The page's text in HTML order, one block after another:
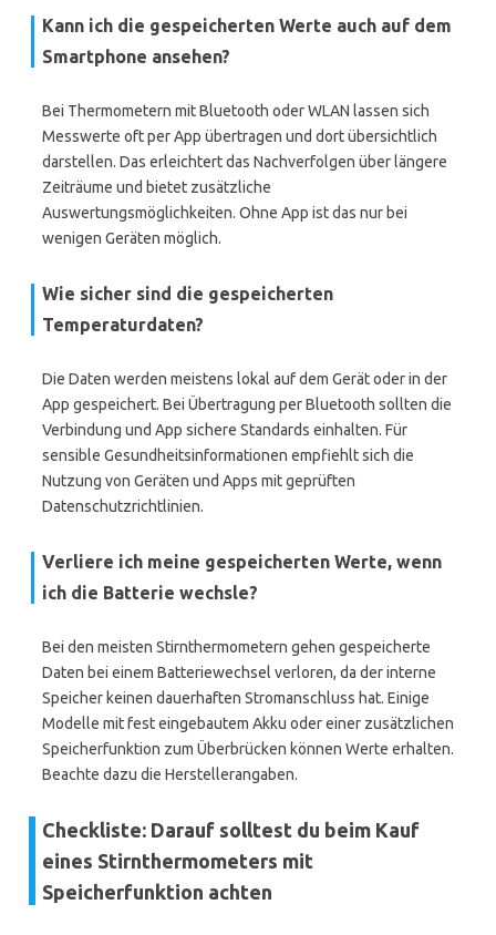
Kann ich die gespeicherten Werte auch auf dem
Smartphone ansehen?
Bei Thermometern mit Bluetooth oder WLAN lassen sich
Messwerte oft per App übertragen und dort übersichtlich
darstellen. Das erleichtert das Nachverfolgen über längere
Zeiträume und bietet zusätzliche
Auswertungsmöglichkeiten. Ohne App ist das nur bei
wenigen Geräten möglich.
Wie sicher sind die gespeicherten
Temperaturdaten?
Die Daten werden meistens lokal auf dem Gerät oder in der
App gespeichert. Bei Übertragung per Bluetooth sollten die
Verbindung und App sichere Standards einhalten. Für
sensible Gesundheitsinformationen empfiehlt sich die
Nutzung von Geräten und Apps mit geprüften
Datenschutzrichtlinien.
Verliere ich meine gespeicherten Werte, wenn
ich die Batterie wechsle?
Bei den meisten Stirnthermometern gehen gespeicherte
Daten bei einem Batteriewechsel verloren, da der interne
Speicher keinen dauerhaften Stromanschluss hat. Einige
Modelle mit fest eingebautem Akku oder einer zusätzlichen
Speicherfunktion zum Überbrücken können Werte erhalten.
Beachte dazu die Herstellerangaben.
Checkliste: Darauf solltest du beim Kauf
eines Stirnthermometers mit
Speicherfunktion achten